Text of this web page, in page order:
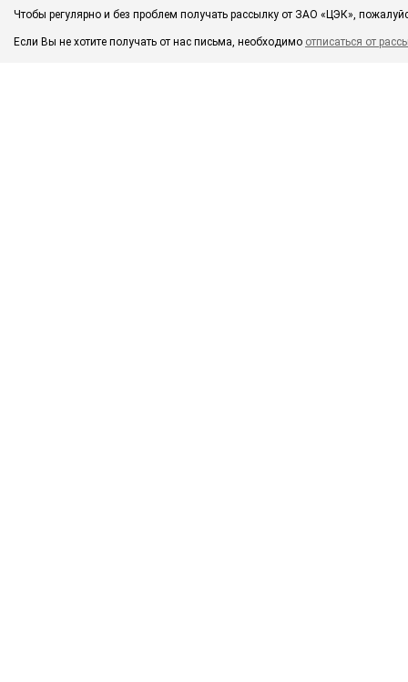
Чтобы регулярно и без проблем получать рассылку от ЗАО «ЦЭК»,
Если Вы не хотите получать от нас письма, необходимо отписаться от